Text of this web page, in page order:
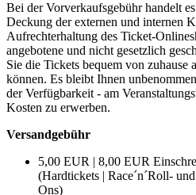
Bei der Vorverkaufsgebühr handelt
Deckung der externen und internen
Aufrechterhaltung des Ticket-
angebotene und nicht gesetzlich
Sie die Tickets bequem von zuhause
können. Es bleibt Ihnen
der Verfügbarkeit - am
Kosten zu erwerben.
Versandgebühr
5,00 EUR | 8,00 EUR
(Hardtickets | Race´n´Roll-
Ons)